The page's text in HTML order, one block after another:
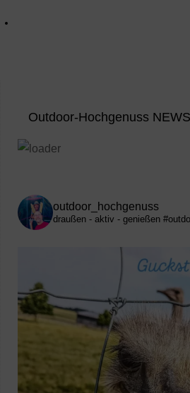
Outdoor-Hochgenuss NEWS
outdoor_hochgenuss
draußen - aktiv - genießen